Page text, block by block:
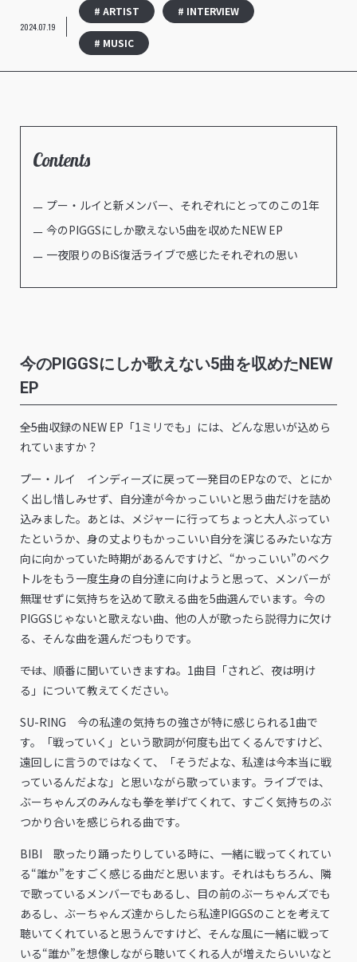
2024.07.19
# ARTIST # INTERVIEW
# MUSIC
Contents
プー・ルイと新メンバー、それぞれにとってのこの1年
今のPIGGSにしか歌えない5曲を収めたNEW EP
一夜限りのBiS復活ライブで感じたそれぞれの思い
今のPIGGSにしか歌えない5曲を収めたNEW
EP
――全5曲収録のNEW EP「1ミリでも」には、どんな思いが込めら
れていますか？
プー・ルイ インディーズに戻って一発目のEPなので、とにか
く出し惜しみせず、自分達が今かっこいいと思う曲だけを詰め
込みました。あとは、メジャーに行ってちょっと大人ぶってい
たというか、身の丈よりもかっこいい自分を演じるみたいな方
向に向かっていた時期があるんですけど、“かっこいい”のベク
トルをもう一度生身の自分達に向けようと思って、メンバーが
無理せずに気持ちを込めて歌える曲を5曲選んでいます。今の
PIGGSじゃないと歌えない曲、他の人が歌ったら説得力に欠け
る、そんな曲を選んだつもりです。
――では、順番に聞いていきますね。1曲目「されど、夜は明け
る」について教えてください。
SU-RING 今の私達の気持ちの強さが特に感じられる1曲で
す。「戦っていく」という歌詞が何度も出てくるんですけど、
遠回しに言うのではなくて、「そうだよな、私達は今本当に戦
っているんだよな」と思いながら歌っています。ライブでは、
ぶーちゃんズのみんなも拳を挙げてくれて、すごく気持ちのぶ
つかり合いを感じられる曲です。
BIBI 歌ったり踊ったりしている時に、一緒に戦ってくれてい
る“誰か”をすごく感じる曲だと思います。それはもちろん、隣
で歌っているメンバーでもあるし、目の前のぶーちゃんズでも
あるし、ぶーちゃんズ達からしたら私達PIGGSのことを考えて
聴いてくれていると思うんですけど、そんな風に一緒に戦って
いる“誰か”を想像しながら聴いてくれる人が増えたらいいなと